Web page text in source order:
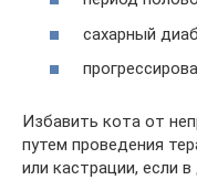
сахарный
Избавить кота от
путем проведения
или кастрации, если